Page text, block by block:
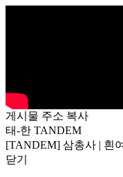
게시물 주소 복사
태-한 TANDEM
[TANDEM] 삼총사 | 흰
닫기